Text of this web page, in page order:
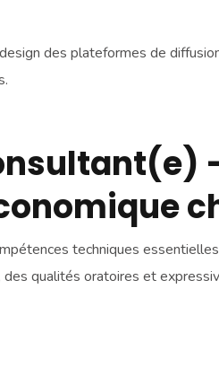
des plateformes de
techniques
qualités oratoires et